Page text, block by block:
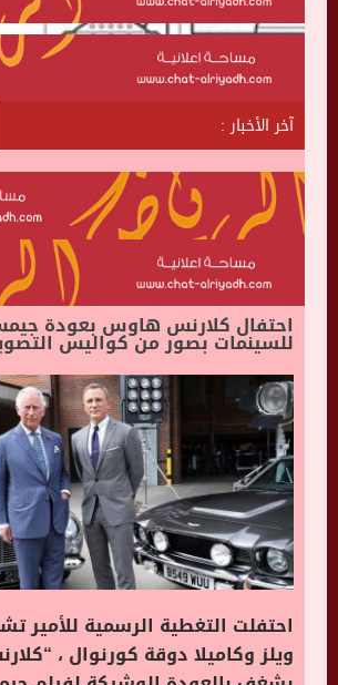
آخر الأخبار :
احتفال كلارنس هاوس بعودة
للسينمات بصور من كواليس
احتفلت التغطية الرسمية للأمير
ويلز وكاميلا دوقة كورنوال ،